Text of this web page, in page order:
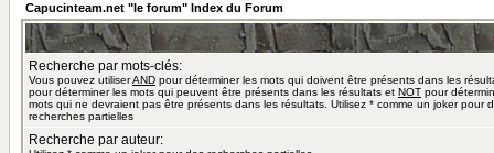
Capucinteam.net "le forum" Index du Forum
Recherche par mots-clés:
Vous pouvez utiliserAND pour déterminer les mots qui doivent être présents dans les
pour déterminer les mots qui peuvent être présents dans les résultats et NOT pour
mots qui ne devraient pas être présents dans les résultats. Utilisez * comme un joker pour
recherches partielles
Recherche par auteur: